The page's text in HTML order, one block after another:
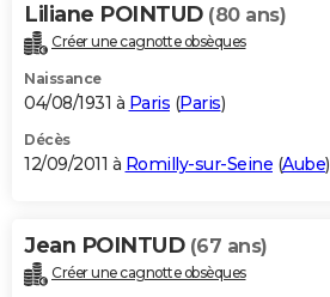
Liliane POINTUD (80 ans)
Créer une cagnotte obsèques
Naissance
04/08/1931 à Paris (Paris)
Décès
12/09/2011 à Romilly-sur-Seine (Aube)
Jean POINTUD (67 ans)
Créer une cagnotte obsèques